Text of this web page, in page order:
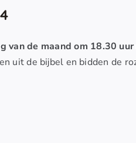
van de maand om 18.30 uur
uit de bijbel en bidden de